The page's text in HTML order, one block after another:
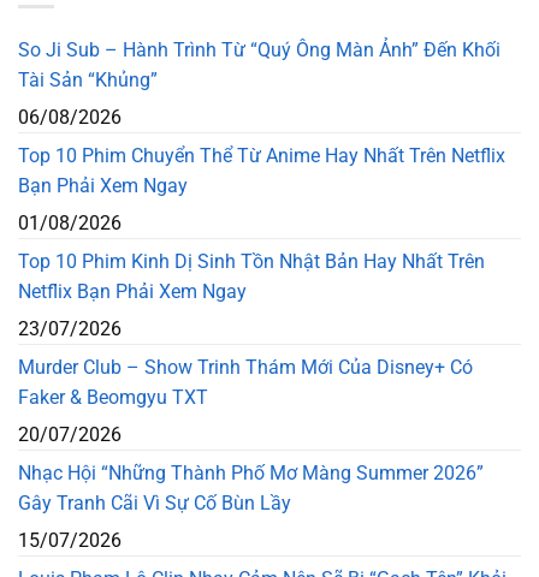
So Ji Sub – Hành Trình Từ “Quý Ông Màn Ảnh” Đến Khối
Tài Sản “Khủng”
06/08/2026
Top 10 Phim Chuyển Thể Từ Anime Hay Nhất Trên Netflix
Bạn Phải Xem Ngay
01/08/2026
Top 10 Phim Kinh Dị Sinh Tồn Nhật Bản Hay Nhất Trên
Netflix Bạn Phải Xem Ngay
23/07/2026
Murder Club – Show Trinh Thám Mới Của Disney+ Có
Faker & Beomgyu TXT
20/07/2026
Nhạc Hội “Những Thành Phố Mơ Màng Summer 2026”
Gây Tranh Cãi Vì Sự Cố Bùn Lầy
15/07/2026